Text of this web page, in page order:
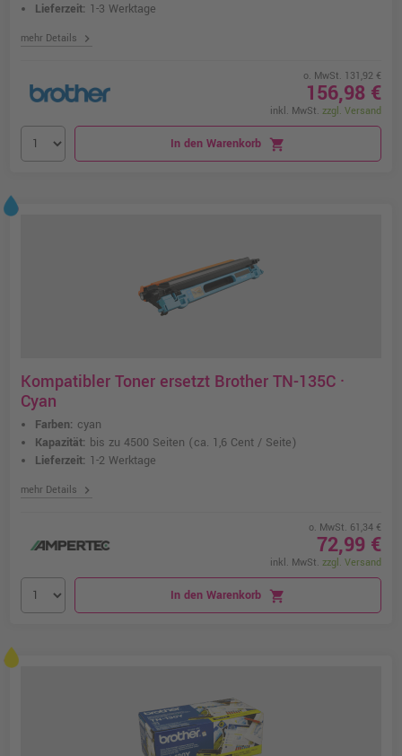
Lieferzeit: 1-3 Werktage
mehr Details chevron_right
o. MwSt. 131,92 €
156,98 €
inkl. MwSt. zzgl. Versand
In den Warenkorb shopping_cart
Kompatibler Toner ersetzt Brother TN-135C ·
Cyan
Farben: cyan
Kapazität: bis zu 4500 Seiten (ca. 1,6 Cent / Seite)
Lieferzeit: 1-2 Werktage
mehr Details chevron_right
o. MwSt. 61,34 €
72,99 €
inkl. MwSt. zzgl. Versand
In den Warenkorb shopping_cart